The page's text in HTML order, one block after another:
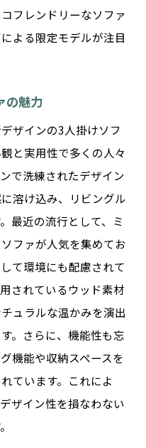
フレンドリーなソファ
よる限定モデルが注目
の魅力
ザインの3人掛けソフ
と実用性で多くの人々
で洗練されたデザイン
溶け込み、リビングル
最近の流行として、ミ
ファが人気を集めてお
て環境にも配慮されて
されているウッド素材
ュラルな温かみを演出
。さらに、機能性も忘
機能や収納スペースを
ています。これによ
ザイン性を損なわない